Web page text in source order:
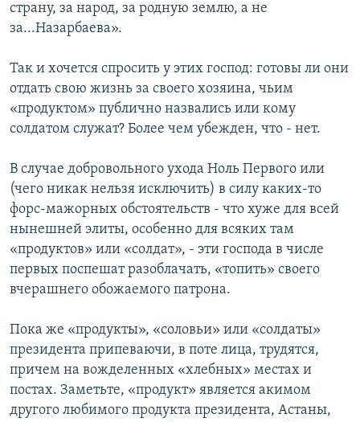
страну, за народ, за родную землю, а не
за...Назарбаева».
Так и хочется спросить у этих господ: готовы ли они
отдать свою жизнь за своего хозяина, чьим
«продуктом» публично назвались или кому
солдатом служат? Более чем убежден, что - нет.
В случае добровольного ухода Ноль Первого или
(чего никак нельзя исключить) в силу каких-то
форс-мажорных обстоятельств - что хуже для всей
нынешней элиты, особенно для всяких там
«продуктов» или «солдат», - эти господа в числе
первых поспешат разоблачать, «топить» своего
вчерашнего обожаемого патрона.
Пока же «продукты», «соловьи» или «солдаты»
президента припеваючи, в поте лица, трудятся,
причем на вожделенных «хлебных» местах и
постах. Заметьте, «продукт» является акимом
другого любимого продукта президента, Астаны,